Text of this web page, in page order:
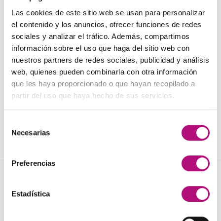
Las cookies de este sitio web se usan para personalizar
el contenido y los anuncios, ofrecer funciones de redes
sociales y analizar el tráfico. Además, compartimos
información sobre el uso que haga del sitio web con
nuestros partners de redes sociales, publicidad y análisis
web, quienes pueden combinarla con otra información
que les haya proporcionado o que hayan recopilado a
partir del uso que haya hecho de sus servicios.
Necesarias
Preferencias
Estadística
PELUQUERÍA
Mascarilla choise
MEDAVITA Roja
24,50
AÑADIR AL CARRITO
TRATAMIENTOS CAPILARES
Peeling CUTIS PURA
Medavita
AÑADIR AL CARRITO
1